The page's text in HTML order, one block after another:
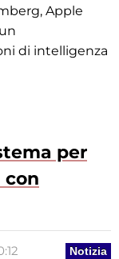
Apple
di intelligenza
per
con
Notizia